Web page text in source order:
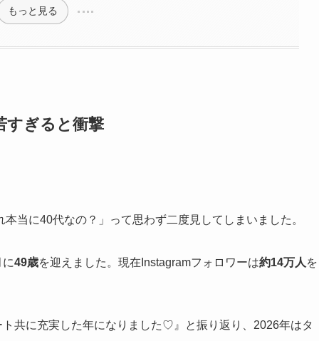
もっと見る
すぎると衝撃
当に40代なの？」って思わず二度見してしまいました。
49歳を迎えました。現在Instagramフォロワーは約14万人 を
共に充実した年になりました♡』と振り返り、2026年はタ